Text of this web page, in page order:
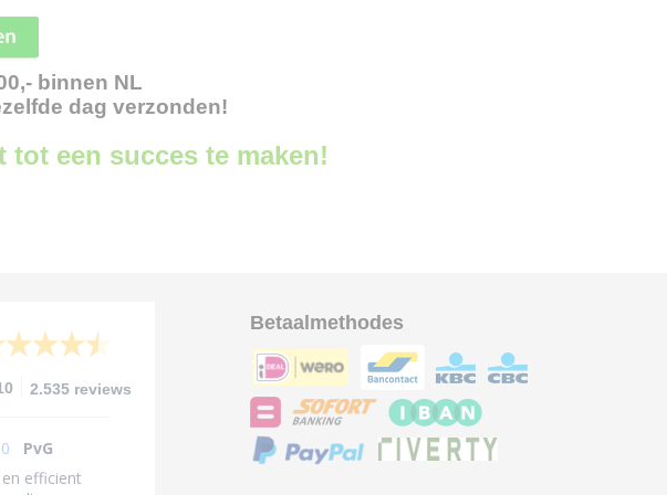
binnen NL
dag verzonden!
een succes te maken!
2.535 reviews
PvG
efficient
Betaalmethodes